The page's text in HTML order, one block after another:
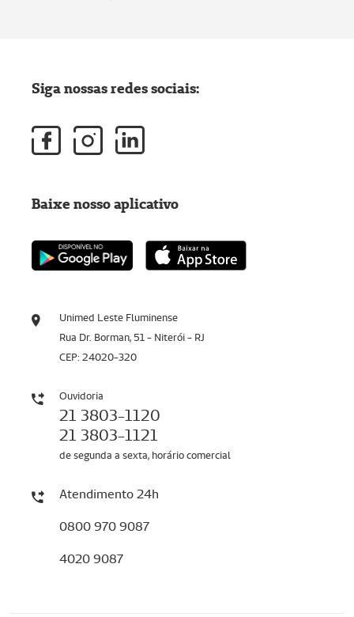
Unimed Leste Fluminense
Rua Dr. Borman, 51 - Niterói - RJ
CEP: 24020-320
Ouvidoria
21 3803-1120
21 3803-1121
de segunda a sexta, horário comercial
Atendimento 24h
0800 970 9087
4020 9087
Siga nossas redes sociais:
Baixe nosso aplicativo